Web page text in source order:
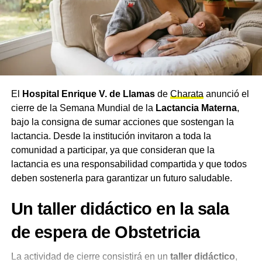
El Hospital Enrique V. de Llamasde Charata anunció el
cierre de la Semana Mundial de la Lactancia Materna,
bajo la consigna de sumar acciones que sostengan la
lactancia. Desde la institución invitaron a toda la
comunidad a participar, ya que consideran que la
lactancia es una responsabilidad compartida y que todos
deben sostenerla para garantizar un futuro saludable.
Un taller didáctico en la sala
de espera de Obstetricia
La actividad de cierre consistirá en un taller didáctico,